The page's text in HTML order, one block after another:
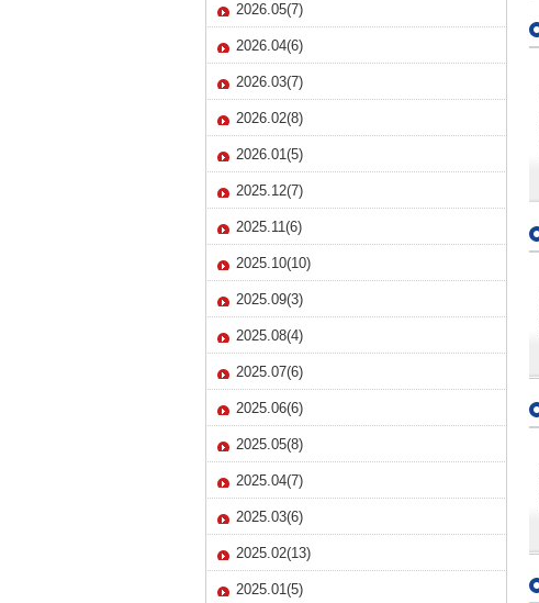
2026.05(7)
2026.04(6)
2026.03(7)
2026.02(8)
2026.01(5)
2025.12(7)
2025.11(6)
2025.10(10)
2025.09(3)
2025.08(4)
2025.07(6)
2025.06(6)
2025.05(8)
2025.04(7)
2025.03(6)
2025.02(13)
2025.01(5)